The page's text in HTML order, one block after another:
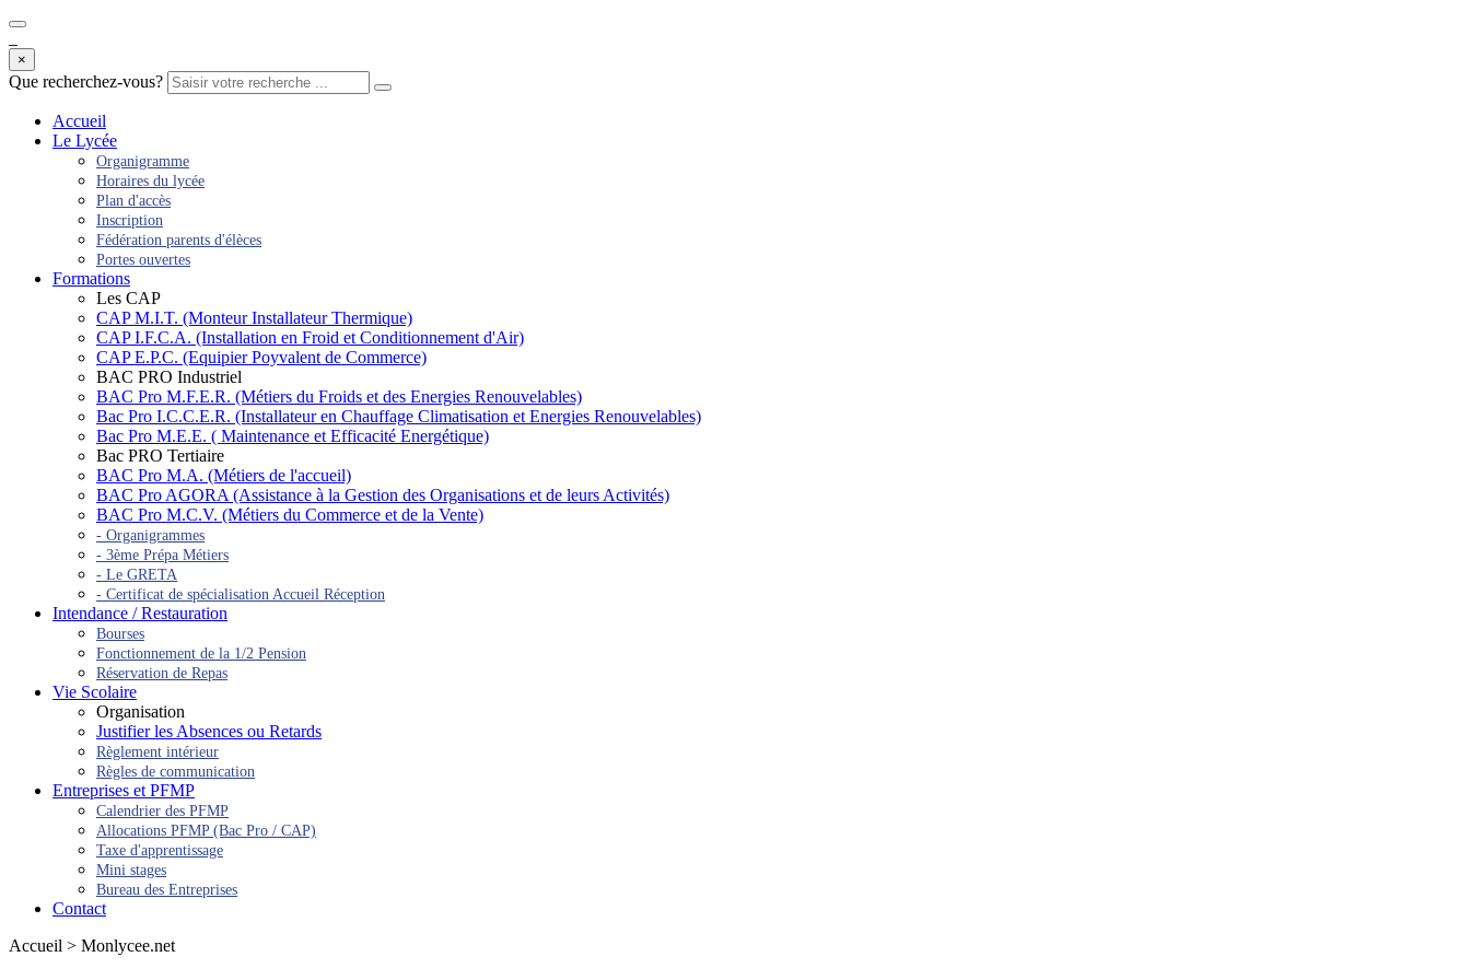
×
Que recherchez-vous?
Accueil
Le Lycée
Organigramme
Horaires du lycée
Plan d'accès
Inscription
Fédération parents d'élèces
Portes ouvertes
Formations
Les CAP
CAP M.I.T. (Monteur Installateur Thermique)
CAP I.F.C.A. (Installation en Froid et Conditionnement d'Air)
CAP E.P.C. (Equipier Poyvalent de Commerce)
BAC PRO Industriel
BAC Pro M.F.E.R. (Métiers du Froids et des Energies Renouvelables)
Bac Pro I.C.C.E.R. (Installateur en Chauffage Climatisation et Energies Renouvelables)
Bac Pro M.E.E. ( Maintenance et Efficacité Energétique)
Bac PRO Tertiaire
BAC Pro M.A. (Métiers de l'accueil)
BAC Pro AGORA (Assistance à la Gestion des Organisations et de leurs Activités)
BAC Pro M.C.V. (Métiers du Commerce et de la Vente)
- Organigrammes
- 3ème Prépa Métiers
- Le GRETA
- Certificat de spécialisation Accueil Réception
Intendance / Restauration
Bourses
Fonctionnement de la 1/2 Pension
Réservation de Repas
Vie Scolaire
Organisation
Justifier les Absences ou Retards
Règlement intérieur
Règles de communication
Entreprises et PFMP
Calendrier des PFMP
Allocations PFMP (Bac Pro / CAP)
Taxe d'apprentissage
Mini stages
Bureau des Entreprises
Contact
Accueil > Monlycee.net